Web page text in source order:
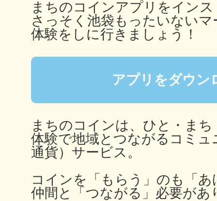
まちのコインアプリをイン
さっそく池袋もったいない
体験をしに行きましょう！
アプリをダウン
まちのコインは、ひと・ま
体験で地域とつながるコミュ
通貨）サービス。
コインを「もらう」のも「
仲間と「つながる」必要があ
日置
高知市